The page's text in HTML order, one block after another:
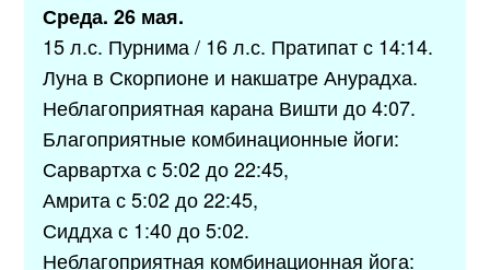
Среда. 26 мая.
15 л.с. Пурнима / 16 л.с. Пратипат с 14:14.
Луна в Скорпионе и накшатре Анурадха.
Неблагоприятная карана Вишти до 4:07.
Благоприятные комбинационные йоги:
Сарвартха с 5:02 до 22:45,
Амрита с 5:02 до 22:45,
Сиддха с 1:40 до 5:02.
Неблагоприятная комбинационная йога: